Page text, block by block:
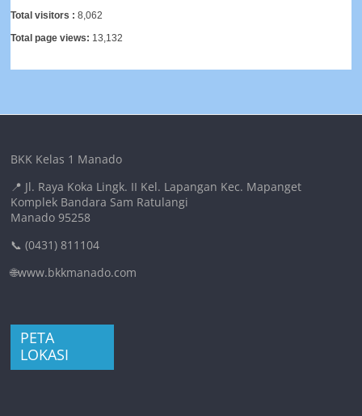
Total visitors :8,062
Total page views: 13,132
BKK Kelas 1 Manado
📍 Jl. Raya Koka Lingk. II Kel. Lapangan Kec. Mapanget
Komplek Bandara Sam Ratulangi
Manado 95258
📞 (0431) 811104
🌐www.bkkmanado.com
PETA
LOKASI